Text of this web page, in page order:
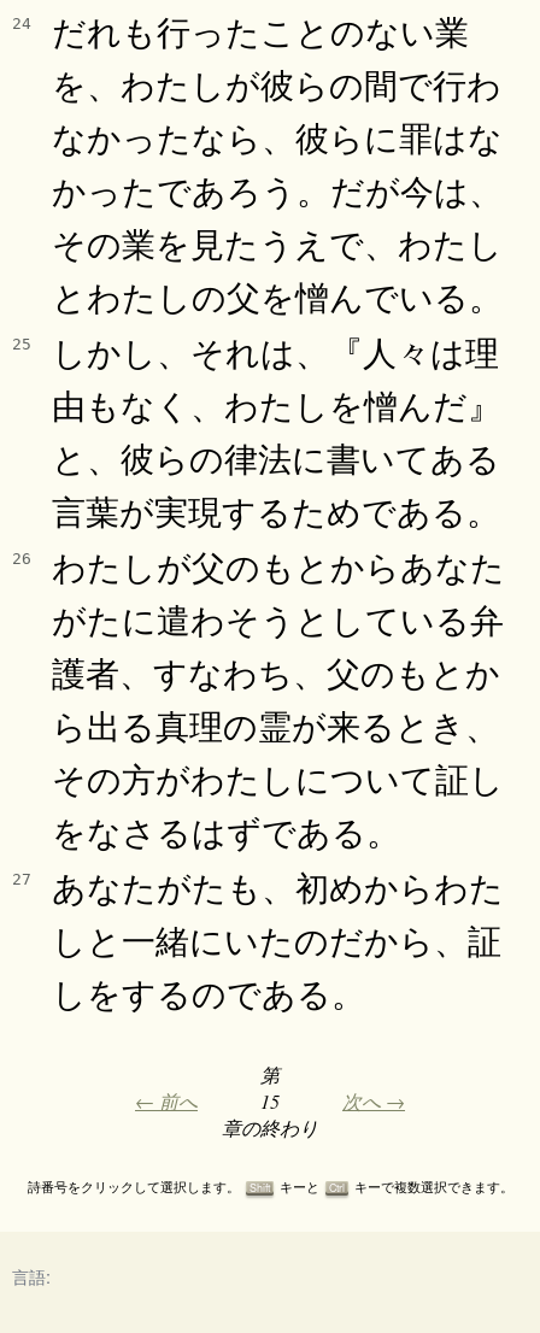
24
だれも行ったことのない業
を、わたしが彼らの間で行わ
なかったなら、彼らに罪はな
かったであろう。だが今は、
その業を見たうえで、わたし
とわたしの父を憎んでいる。
25
しかし、それは、『人々は理
由もなく、わたしを憎んだ』
と、彼らの律法に書いてある
言葉が実現するためである。
26
わたしが父のもとからあなた
がたに遣わそうとしている弁
護者、すなわち、父のもとか
ら出る真理の霊が来るとき、
その方がわたしについて証し
をなさるはずである。
27
あなたがたも、初めからわた
しと一緒にいたのだから、証
しをするのである。
← 前へ
第
15
章の終わり
次へ →
詩番号をクリックして選択します。 Shift キーと Ctrl キーで複数選択できます。
言語: